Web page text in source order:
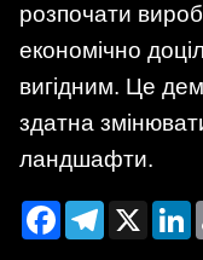
розпочати
економічно
вигідним. Це
здатна
ландшафти.
FacebookTelegram
X